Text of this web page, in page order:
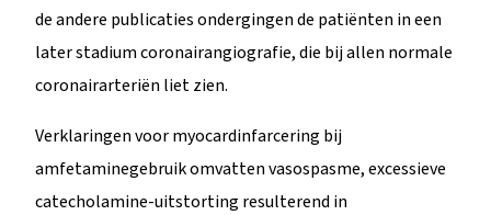
de andere publicaties ondergingen de patiënten in een
later stadium coronairangiografie, die bij allen normale
coronairarteriën liet zien.
Verklaringen voor myocardinfarcering bij
amfetaminegebruik omvatten vasospasme, excessieve
catecholamine-uitstorting resulterend in